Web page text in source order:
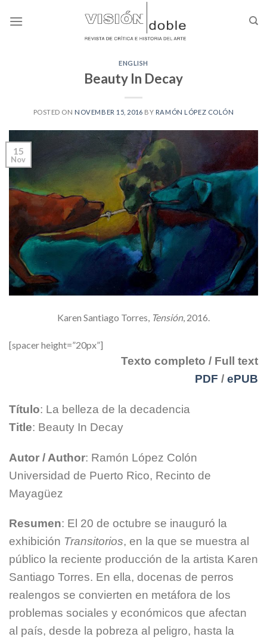
ENGLISH
Beauty In Decay
POSTED ON NOVEMBER 15, 2016 BY RAMÓN LÓPEZ COLÓN
15
Nov
Karen Santiago Torres, Tensión, 2016.
[spacer height=”20px”]
Texto completo / Full text
PDF / ePUB
Título: La belleza de la decadencia
Title: Beauty In Decay
Autor / Author: Ramón López Colón
Universidad de Puerto Rico, Recinto de
Mayagüez
Resumen: El 20 de octubre se inauguró la
exhibición Transitorios, en la que se muestra al
público la reciente producción de la artista Karen
Santiago Torres. En ella, docenas de perros
realengos se convierten en metáfora de los
problemas sociales y económicos que afectan
al país, desde la pobreza al peligro, hasta la